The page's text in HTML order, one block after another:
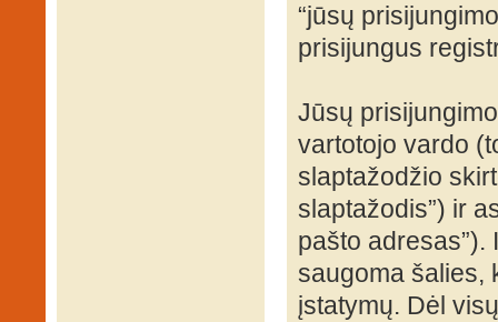
“jūsų
prisijungus
Jūsų
vartotojo vardo
slaptažodžio
slaptažodis”) ir
pašto
saugoma šalies,
įstatymų. Dėl